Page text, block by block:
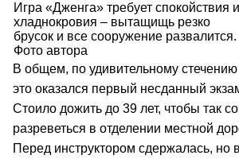
Игра «Дженга» требует спокойствия и
хладнокровия – вытащищь резко
брусок и все сооружение развалится.
Фото автора
В общем, по удивительному стечению
это оказался первый несданный
Стоило дожить до 39 лет, чтобы так
разреветься в отделении местной
Перед инструктором сдержалась, но